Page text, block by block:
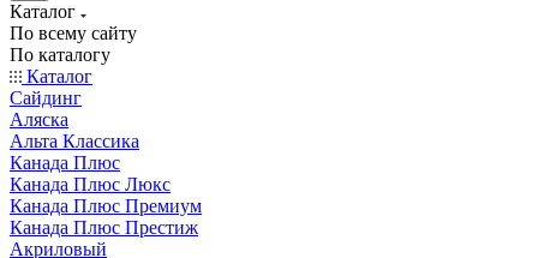
Каталог
По всему сайту
По каталогу
Каталог
Сайдинг
Аляска
Альта Классика
Канада Плюс
Канада Плюс Люкс
Канада Плюс Премиум
Канада Плюс Престиж
Акриловый